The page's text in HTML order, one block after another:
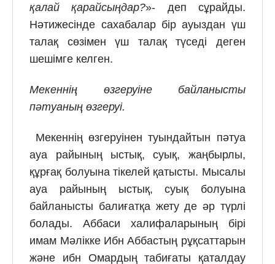
қалай қарайсыңдар?»- деп сұрайды.
Нәтижесінде сахабалар бір ауыздан үш
талақ сөзімен үш талақ түседі деген
шешімге келген.
Мекеннің өзгеруіне байланысты
пәтуаның өзгеруі.
Мекеннің өзгеруінен туындайтын пәтуа
ауа райының ыстық, суық, жаңбырлы,
құрғақ болуына тікелей қатысты. Мысалы
ауа райының ыстық, суық болуына
байланысты балиғатқа жету де әр түрлі
болады. Аббаси халифаларының бірі
имам Мәлікке Ибн Аббастың рұқсаттарын
және ибн Омардың табиғаты қаталдау